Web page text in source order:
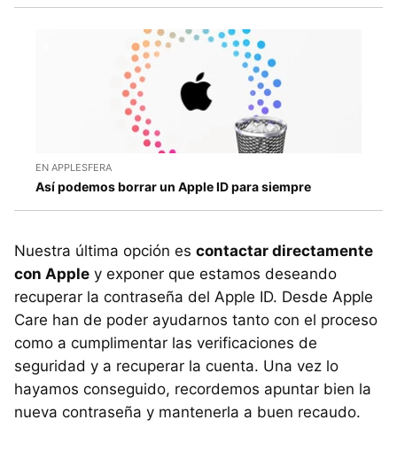
EN APPLESFERA
Así podemos borrar un Apple ID para siempre
Nuestra última opción es contactar directamente
con Apple y exponer que estamos deseando
recuperar la contraseña del Apple ID. Desde Apple
Care han de poder ayudarnos tanto con el proceso
como a cumplimentar las verificaciones de
seguridad y a recuperar la cuenta. Una vez lo
hayamos conseguido, recordemos apuntar bien la
nueva contraseña y mantenerla a buen recaudo.